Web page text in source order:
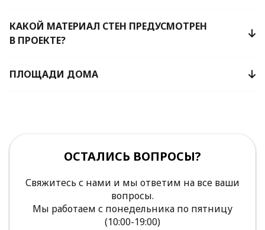
КАКОЙ МАТЕРИАЛ СТЕН ПРЕДУСМОТРЕН
В ПРОЕКТЕ?
ПЛОЩАДИ ДОМА
ОСТАЛИСЬ ВОПРОСЫ?
Свяжитесь с нами и мы ответим на все ваши
вопросы.
Мы работаем с понедельника по пятницу
(10:00-19:00)